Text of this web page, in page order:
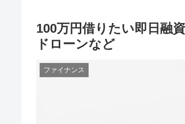
100万円借りたい即日融
ドローンなど
ファイナンス